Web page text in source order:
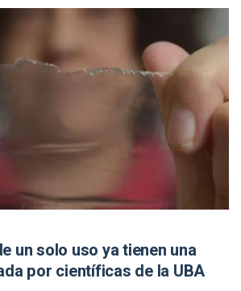
un solo uso ya tienen una
por científicas de la UBA